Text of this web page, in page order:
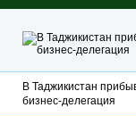
В Таджикистан
бизнес-делегация